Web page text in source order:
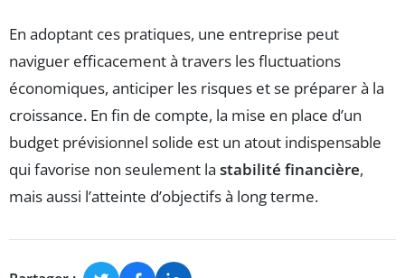
En adoptant ces pratiques, une entreprise peut
naviguer efficacement à travers les fluctuations
économiques, anticiper les risques et se préparer à la
croissance. En fin de compte, la mise en place d’un
budget prévisionnel solide est un atout indispensable
qui favorise non seulement la stabilité financière,
mais aussi l’atteinte d’objectifs à long terme.